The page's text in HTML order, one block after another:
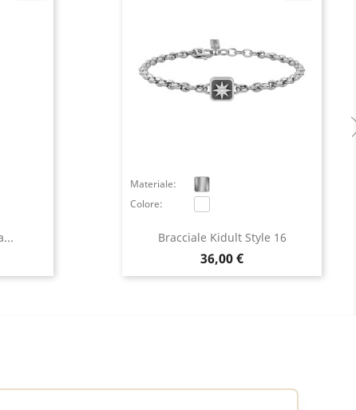
Bracciale Kidult Style 16
Prezzo
36,00 €
Materiale:
Colore: